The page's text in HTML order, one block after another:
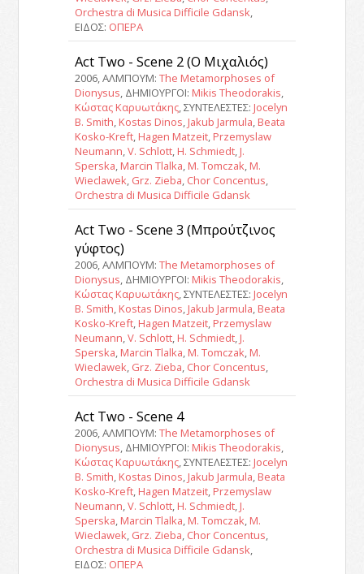
Orchestra di Musica Difficile Gdansk,
ΕΙΔΟΣ: ΟΠΕΡΑ
Act Two - Scene 2 (Ο Μιχαλιός)
2006, ΑΛΜΠΟΥΜ: The Metamorphoses of
Dionysus, ΔΗΜΙΟΥΡΓΟΙ: Mikis Theodorakis,
Κώστας Καρυωτάκης, ΣΥΝΤΕΛΕΣΤΕΣ: Jocelyn
B. Smith, Kostas Dinos, Jakub Jarmula, Beata
Kosko-Kreft, Hagen Matzeit, Przemyslaw
Neumann,V. Schlott, H. Schmiedt, J.
Sperska, Marcin Tlalka, M. Tomczak, M.
Wieclawek, Grz. Zieba, Chor Concentus,
Orchestra di Musica Difficile Gdansk
Act Two - Scene 3 (Μπρούτζινος
γύφτος)
2006, ΑΛΜΠΟΥΜ: The Metamorphoses of
Dionysus, ΔΗΜΙΟΥΡΓΟΙ: Mikis Theodorakis,
Κώστας Καρυωτάκης, ΣΥΝΤΕΛΕΣΤΕΣ: Jocelyn
B. Smith, Kostas Dinos, Jakub Jarmula, Beata
Kosko-Kreft, Hagen Matzeit, Przemyslaw
Neumann,V. Schlott, H. Schmiedt, J.
Sperska, Marcin Tlalka, M. Tomczak, M.
Wieclawek, Grz. Zieba, Chor Concentus,
Orchestra di Musica Difficile Gdansk
Act Two - Scene 4
2006, ΑΛΜΠΟΥΜ: The Metamorphoses of
Dionysus, ΔΗΜΙΟΥΡΓΟΙ: Mikis Theodorakis,
Κώστας Καρυωτάκης, ΣΥΝΤΕΛΕΣΤΕΣ: Jocelyn
B. Smith, Kostas Dinos, Jakub Jarmula, Beata
Kosko-Kreft, Hagen Matzeit, Przemyslaw
Neumann,V. Schlott, H. Schmiedt, J.
Sperska, Marcin Tlalka, M. Tomczak, M.
Wieclawek, Grz. Zieba, Chor Concentus,
Orchestra di Musica Difficile Gdansk,
ΕΙΔΟΣ: ΟΠΕΡΑ